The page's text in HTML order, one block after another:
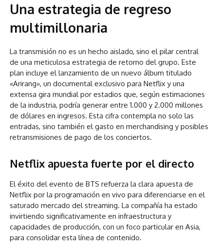
Una estrategia de regreso
multimillonaria
La transmisión no es un hecho aislado, sino el pilar central
de una meticulosa estrategia de retorno del grupo. Este
plan incluye el lanzamiento de un nuevo álbum titulado
«Arirang», un documental exclusivo para Netflix y una
extensa gira mundial por estadios que, según estimaciones
de la industria, podría generar entre 1.000 y 2.000 millones
de dólares en ingresos. Esta cifra contempla no solo las
entradas, sino también el gasto en merchandising y posibles
retransmisiones de pago de los conciertos.
Netflix apuesta fuerte por el directo
El éxito del evento de BTS refuerza la clara apuesta de
Netflix por la programación en vivo para diferenciarse en el
saturado mercado del streaming. La compañía ha estado
invirtiendo significativamente en infraestructura y
capacidades de producción, con un foco particular en Asia,
para consolidar esta línea de contenido.